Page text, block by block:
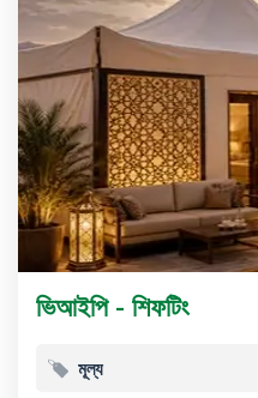
ভিআইপি - শিফটিং
মূল্য